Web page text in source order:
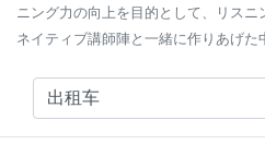
ニング力の向上を目的として、リス
ネイティブ講師陣と一緒に作りあげた